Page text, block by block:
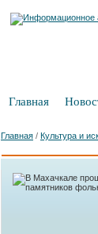
Главная
Главная / Культура и